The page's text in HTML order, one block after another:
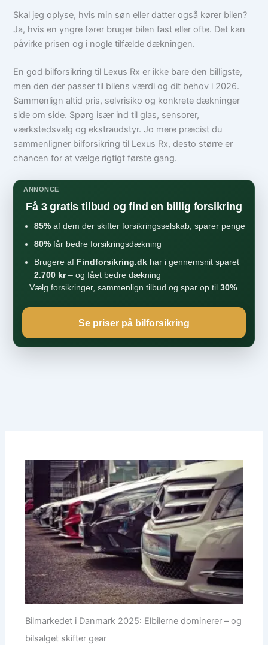
Skal jeg oplyse, hvis min søn eller datter også kører bilen?
Ja, hvis en yngre fører bruger bilen fast eller ofte. Det kan
påvirke prisen og i nogle tilfælde dækningen.
En god bilforsikring til Lexus Rx er ikke bare den billigste,
men den der passer til bilens værdi og dit behov i 2026.
Sammenlign altid pris, selvrisiko og konkrete dækninger
side om side. Spørg især ind til glas, sensorer,
værkstedsvalg og ekstraudstyr. Jo mere præcist du
sammenligner bilforsikring til Lexus Rx, desto større er
chancen for at vælge rigtigt første gang.
ANNONCE
Få 3 gratis tilbud og find en billig forsikring
85% af dem der skifter forsikringsselskab, sparer penge
80% får bedre forsikringsdækning
Brugere af Findforsikring.dk har i gennemsnit sparet
2.700 kr– og fået bedre dækning
Vælg forsikringer, sammenlign tilbud og spar op til 30%.
Se priser på bilforsikring
Bilmarkedet i Danmark 2025: Elbilerne dominerer – og
bilsalget skifter gear